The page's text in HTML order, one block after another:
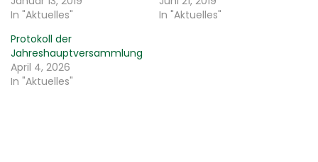
In "Aktuelles"
In "Aktuelles"
Protokoll der
Jahreshauptversammlung
April 4, 2026
In "Aktuelles"